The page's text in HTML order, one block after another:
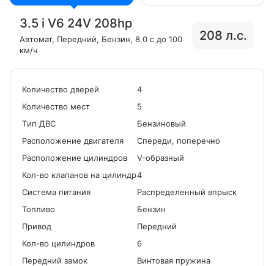
3.5 i V6 24V 208hp
Автомат, Передний, Бензин, 8.0 с до 100
км/ч
208 л.с.
Количество дверей
4
Количество мест
5
Tип ДВС
Бензиновый
Расположение двигателя
Спереди, поперечно
Расположение цилиндров
V-образный
Кол-во клапанов на цилиндр4
Система питания
Распределенный впрыск
Топливо
Бензин
Привод
Передний
Кол-во цилиндров
6
Передний замок
Винтовая пружина